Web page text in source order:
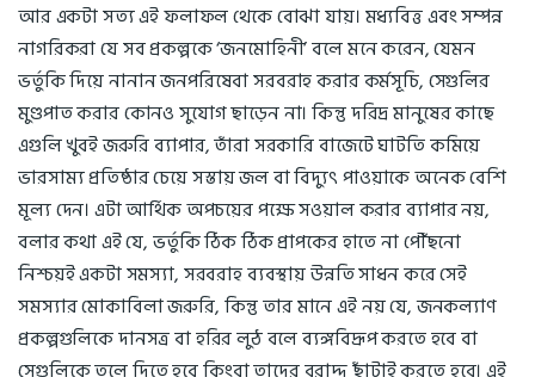
আর একটা সত্য এই ফলাফল থেকে বোঝা যায়। মধ্যবিত্ত এবং সম্পন্ন
নাগরিকরা যে সব প্রকল্পকে ‘জনমোহিনী’ বলে মনে করেন, যেমন
ভর্তুকি দিয়ে নানান জনপরিষেবা সরবরাহ করার কর্মসূচি, সেগুলির
মুণ্ডপাত করার কোনও সুযোগ ছাড়েন না। কিন্তু দরিদ্র মানুষের কাছে
এগুলি খুবই জরুরি ব্যাপার, তাঁরা সরকারি বাজেটে ঘাটতি কমিয়ে
ভারসাম্য প্রতিষ্ঠার চেয়ে সস্তায় জল বা বিদ্যুৎ পাওয়াকে অনেক বেশি
মূল্য দেন। এটা আর্থিক অপচয়ের পক্ষে সওয়াল করার ব্যাপার নয়,
বলার কথা এই যে, ভর্তুকি ঠিক ঠিক প্রাপকের হাতে না পৌঁছনো
নিশ্চয়ই একটা সমস্যা, সরবরাহ ব্যবস্থায় উন্নতি সাধন করে সেই
সমস্যার মোকাবিলা জরুরি, কিন্তু তার মানে এই নয় যে, জনকল্যাণ
প্রকল্পগুলিকে দানসত্র বা হরির লুঠ বলে ব্যঙ্গবিদ্রূপ করতে হবে বা